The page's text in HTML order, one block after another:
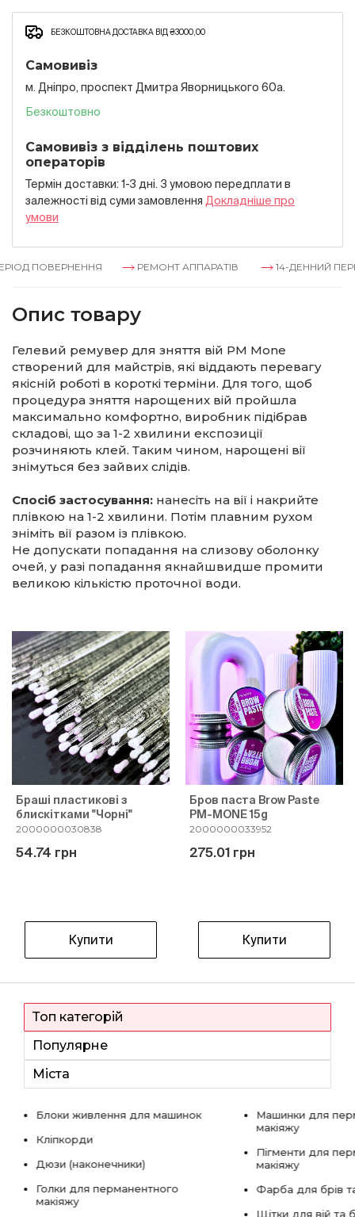
БЕЗКОШТОВНА ДОСТАВКА ВІД ₴3000,00
Самовивіз
м. Дніпро, проспект Дмитра Яворницького 60а.
Безкоштовно
Самовивіз з відділень поштових
операторів
Термін доставки: 1-3 дні. З умовою передплати в
залежностi вiд суми замовлення Докладнiше про
умови
ПОВЕРНЕННЯ РЕМОНТ АППАРАТІВ 14-ДЕННИЙ
Опис товару
Гелевий ремувер для зняття вій PM Mone
створений для майстрів, які віддають перевагу
якісній роботі в короткі терміни. Для того, щоб
процедура зняття нарощених вій пройшла
максимально комфортно, виробник підібрав
складові, що за 1-2 хвилини експозиції
розчиняють клей. Таким чином, нарощені вії
знімуться без зайвих слідів.
Спосіб застосування: нанесіть на вії і накрийте
плівкою на 1-2 хвилини. Потім плавним рухом
зніміть вії разом із плівкою.
Не допускати попадання на слизову оболонку
очей, у разі попадання якнайшвидше промити
великою кількістю проточної води.
Браші пластикові з
блискітками "Чорні"
2000000030838
54.74 грн
Купити
Бров паста Brow Paste
PM-MONE 15g
2000000033952
275.01 грн
Купити
Топ категорій
Популярне
Міста
Блоки живлення для машинок
Кліпкорди
Дюзи (наконечники)
Голки для перманентного
макіяжу
Машинки для
макіяжу
Пігменти для
макіяжу
Фарба для брів
Щітки для вій та